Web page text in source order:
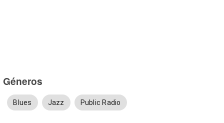
Géneros
Blues Jazz Public Radio